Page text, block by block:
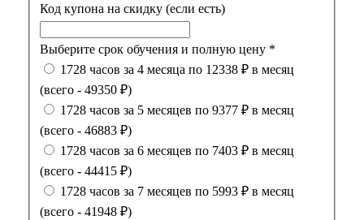
Код купона на скидку (если есть)
Выберите срок обучения и полную цену *
1728 часов за 4 месяца по 12338 ₽ в месяц
(всего - 49350 ₽)
1728 часов за 5 месяцев по 9377 ₽ в месяц
(всего - 46883 ₽)
1728 часов за 6 месяцев по 7403 ₽ в месяц
(всего - 44415 ₽)
1728 часов за 7 месяцев по 5993 ₽ в месяц
(всего - 41948 ₽)